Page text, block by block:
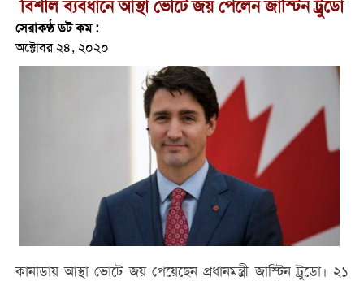
বিশাল ব্যবধানে আস্থা ভোটে জয় পেলেন জাস্টিন ট্রুডো
সেরাকণ্ঠ ডট কম :
অক্টোবর ২৪, ২০২০
কানাডায় আস্থা ভোটে জয় পেয়েছেন প্রধানমন্ত্রী জাস্টিন ট্রুডো। ২১